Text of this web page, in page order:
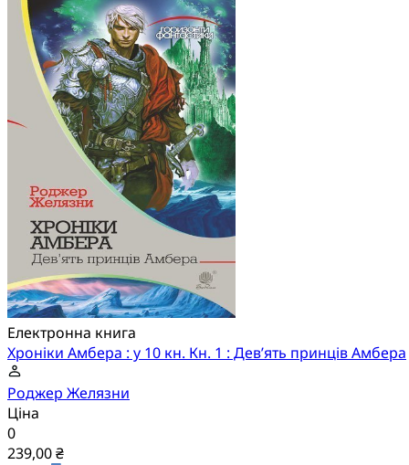
Електронна книга
Хроніки Амбера : у 10 кн. Кн. 1 : Дев’ять принців Амбера
Роджер Желязни
Ціна
0
239,00 ₴